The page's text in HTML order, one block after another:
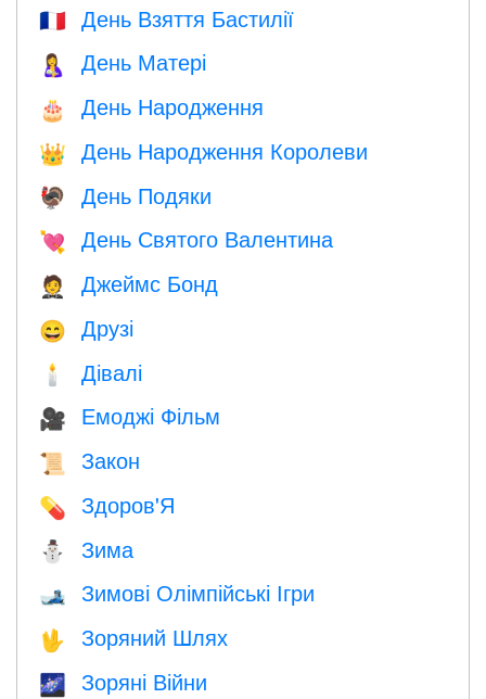
🇫🇷 День Взяття Бастилії
🤱 День Матері
🎂 День Народження
👑 День Народження Королеви
🦃 День Подяки
💘 День Святого Валентина
🤵 Джеймс Бонд
😄 Друзі
🕯 Дівалі
🎥 Емоджі Фільм
📜 Закон
💊 Здоров'Я
⛄ Зима
🎿 Зимові Олімпійські Ігри
🖖 Зоряний Шлях
🌌 Зоряні Війни